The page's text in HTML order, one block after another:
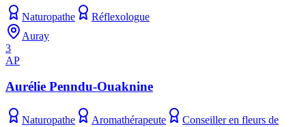
Naturopathe
Réflexologue
Auray
3
AP
Aurélie Penndu-Ouaknine
Naturopathe Aromathérapeute
Conseiller en fleurs de